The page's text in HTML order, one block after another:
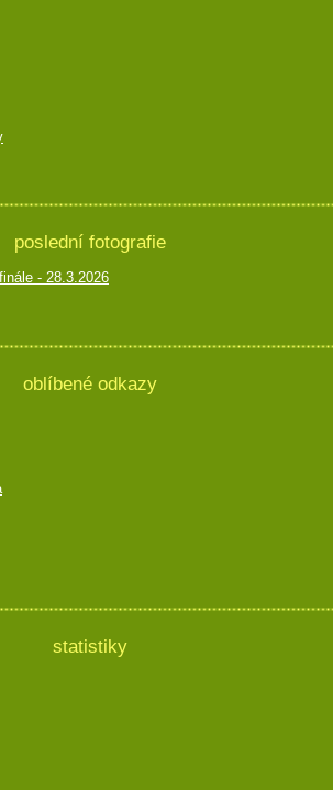
poslední fotografie
- 28.3.2026
oblíbené odkazy
statistiky